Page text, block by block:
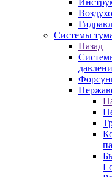
Системы
Назад